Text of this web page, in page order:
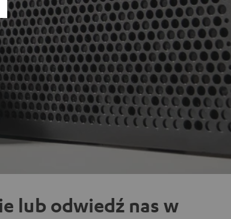
lub odwiedź nas w